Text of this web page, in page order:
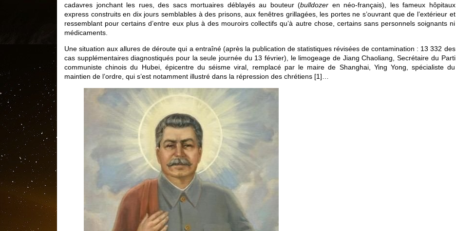
cadavres jonchant les rues, des sacs mortuaires déblayés au bouteur (bulldozer en néo-français), les fameux hôpitaux
express construits en dix jours semblables à des prisons, aux fenêtres grillagées, les portes ne s’ouvrant que de l’extérieur et
ressemblant pour certains d’entre eux plus à des mouroirs collectifs qu’à autre chose, certains sans personnels soignants ni
médicaments.
Une situation aux allures de déroute qui a entraîné (après la publication de statistiques révisées de contamination : 13 332 des
cas supplémentaires diagnostiqués pour la seule journée du 13 février), le limogeage de Jiang Chaoliang, Secrétaire du Parti
communiste chinois du Hubei, épicentre du séisme viral, remplacé par le maire de Shanghai, Ying Yong, spécialiste du
maintien de l’ordre, qui s’est notamment illustré dans la répression des chrétiens [1]